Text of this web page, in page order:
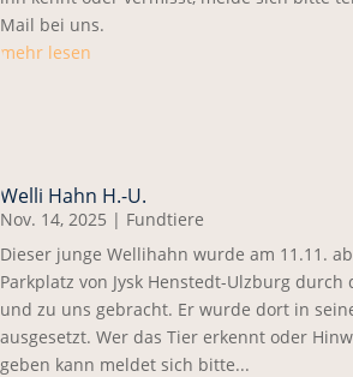
Mail bei uns.
mehr lesen
Welli Hahn H.-U.
Nov. 14, 2025 | Fundtiere
Dieser junge Wellihahn wurde am 11.11.
Parkplatz von Jysk Henstedt-Ulzburg durch
und zu uns gebracht. Er wurde dort in
ausgesetzt. Wer das Tier erkennt oder
geben kann meldet sich bitte...